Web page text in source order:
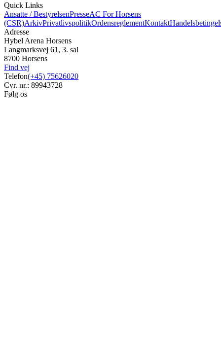
Quick Links
Ansatte / BestyrelsenPresseAC For Horsens
(CSR)ArkivPrivatlivspolitikOrdensreglementKontakt
Adresse
Hybel Arena Horsens
Langmarksvej 61, 3. sal
8700 Horsens
Find vej
Telefon(+45) 75626020
Cvr. nr.: 89943728
Følg os